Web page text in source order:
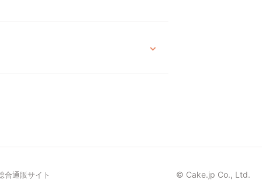
合通販サイト © Cake.jp Co., Ltd.